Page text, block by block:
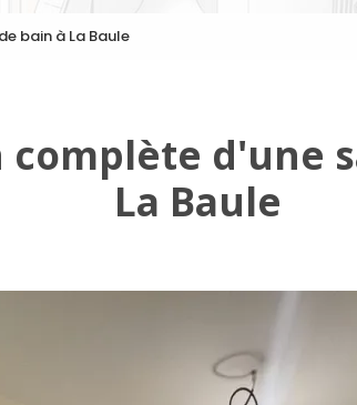
bain à La Baule
complète d'une
La Baule